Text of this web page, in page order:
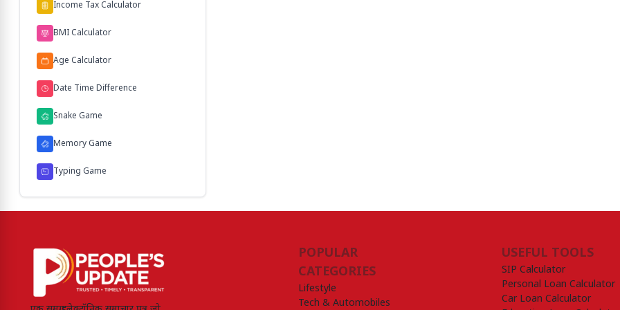
Income Tax Calculator
BMI Calculator
Age Calculator
Date Time Difference
Snake Game
Memory Game
Typing Game
POPULAR
CATEGORIES
Lifestyle
Tech & Automobiles
USEFUL TOOLS
SIP Calculator
Personal Loan Calculator
Car Loan Calculator